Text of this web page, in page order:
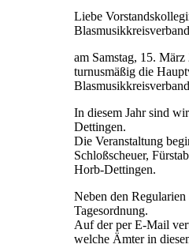
Liebe
am Samstag, 15.
turnusmäßig die
In diesem Jahr sind
Dettingen.
Die Veranstaltung
Schloßscheuer,
Horb-Dettingen.
Neben den
Tagesordnung.
Auf der per E-Mail
welche Ämter in